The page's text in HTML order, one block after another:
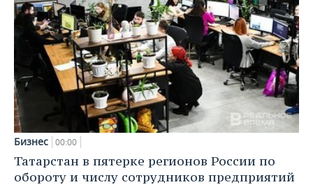
Бизнес 00:00
Татарстан в пятерке регионов России по
обороту и числу сотрудников предприятий